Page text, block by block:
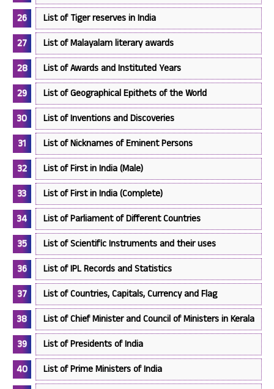
List of Tiger reserves in India
List of Malayalam literary awards
List of Awards and Instituted Years
List of Geographical Epithets of the World
List of Inventions and Discoveries
List of Nicknames of Eminent Persons
List of First in India (Male)
List of First in India (Complete)
List of Parliament of Different Countries
List of Scientific Instruments and their uses
List of IPL Records and Statistics
List of Countries, Capitals, Currency and Flag
List of Chief Minister and Council of Ministers in Kerala
List of Presidents of India
List of Prime Ministers of India